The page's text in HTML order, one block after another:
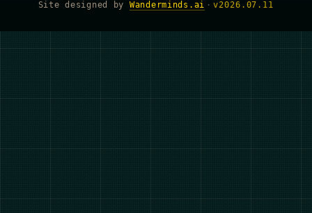
Site designed by
Wanderminds.ai · v2026.07.11